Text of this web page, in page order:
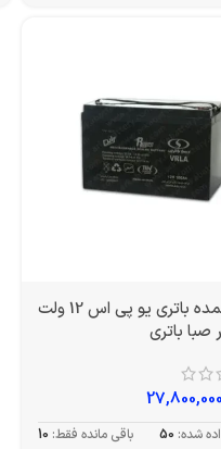
خرید عمده باتری یو پی اس 12 ولت
شده: 50 باقی مانده فقط: 10